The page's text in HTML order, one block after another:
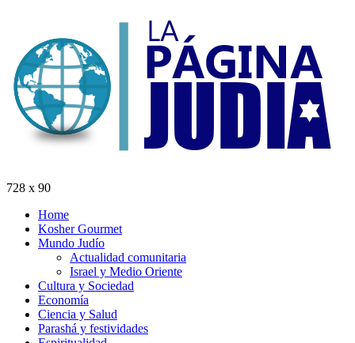
728 x 90
Home
Kosher Gourmet
Mundo Judío
Actualidad comunitaria
Israel y Medio Oriente
Cultura y Sociedad
Economía
Ciencia y Salud
Parashá y festividades